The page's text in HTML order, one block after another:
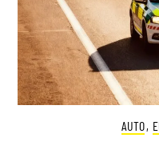
AUTO,